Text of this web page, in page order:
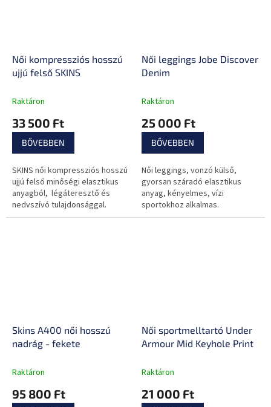
Női kompressziós hosszú
ujjú felső SKINS
Raktáron
33 500 Ft
BŐVEBBEN
SKINS női kompressziós hosszú
ujjú felső minőségi elasztikus
anyagból, légáteresztő és
nedvszívó tulajdonsággal.
Igényes sportokhoz és
Női leggings Jobe Discover
Denim
Raktáron
25 000 Ft
BŐVEBBEN
Női leggings, vonzó külső,
gyorsan száradó elasztikus
anyag, kényelmes, vízi
sportokhoz alkalmas.
Skins A400 női hosszú
nadrág - fekete
Raktáron
95 800 Ft
Női sportmelltartó Under
Armour Mid Keyhole Print
Raktáron
21 000 Ft